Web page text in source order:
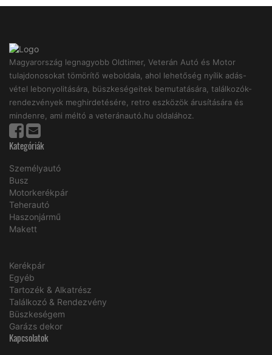
Magyarország legnagyobb Oldtimer, Veterán Autó és Motor
tulajdonosokat tömörítő weboldala, ahol lehetőség nyílik adás-
vétel lebonyolitására, büszkeségeitek bemutatására, találkozók-
rendezvények meghirdetésére, retro eszközök árusítására és
mindenre, ami méltó a veteránautó.hu oldalához.
Kategóriák
Személyautó
Busz
Motorkerékpár
Teherautó
Haszonjármű
Makett
Kerékpár
Egyéb
Tartozék & Alkatrész
Találkozó & Rendezvény
Büszkeségem
Garázs dekor
Kapcsolatok